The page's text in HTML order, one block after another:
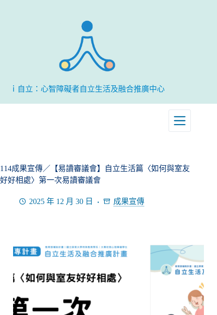
ｉ自立：心智障礙者自立生活及融合推廣中心
114成果宣傳／【易讀審議會】自立生活篇〈如何與室友
好好相處〉第一次易讀審議會
2025 年 12 月 30 日 成果宣傳